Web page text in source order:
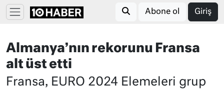
Abone ol Giriş
Almanya’nın rekorunu Fransa
alt üst etti
Fransa, EURO 2024 Elemeleri grup